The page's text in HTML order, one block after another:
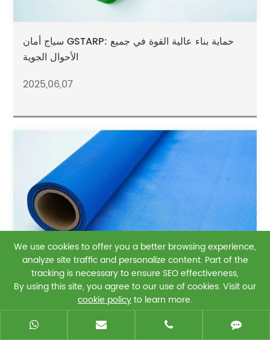
سياج أمان GSTARP: حماية بناء عالية القوة في جميع
الأحوال الجوية
2025,06,07
نسيج شبكي أزرق مللكي يخلق شاشات صناعية وإعلانية
عالية الجودة
We use cookies to offer you a better browsing experience,
analyze site traffic and personalize content. Part of the
tracking is necessary to ensure SEO effectiveness,
By using this site, you agree to our use of cookies. Visit our
cookie policyto learn more.
Reject Accept